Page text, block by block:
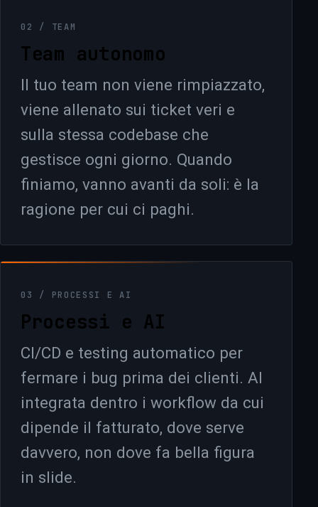
02 / TEAM
Team autonomo
Il tuo team non viene rimpiazzato,
viene allenato sui ticket veri e
sulla stessa codebase che
gestisce ogni giorno. Quando
finiamo, vanno avanti da soli: è la
ragione per cui ci paghi.
03 / PROCESSI E AI
Processi e AI
CI/CD e testing automatico per
fermare i bug prima dei clienti. AI
integrata dentro i workflow da cui
dipende il fatturato, dove serve
davvero, non dove fa bella figura
in slide.